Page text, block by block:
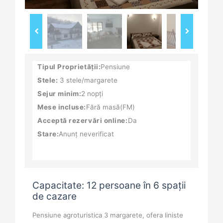
Tipul Proprietății:Pensiune
Stele: 3 stele/margarete
Sejur minim:2 nopți
Mese incluse:Fără masă(FM)
Acceptă rezervări online:Da
Stare:Anunț neverificat
Capacitate: 12 persoane în 6 spații
de cazare
Pensiune agroturistica 3 margarete, ofera liniste